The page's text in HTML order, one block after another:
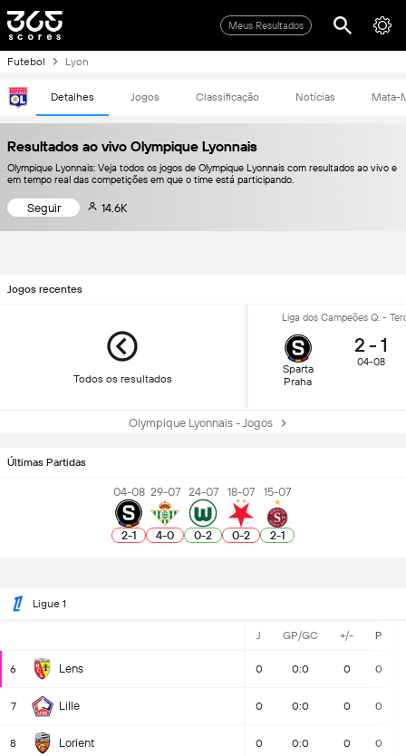
Meus Resultados
Futebol Lyon
Detalhes Jogos Classificação Notícias Mata-
Resultados ao vivo Olympique Lyonnais
Olympique Lyonnais: Veja todos os jogos de Olympique Lyonnais com resultados ao vivo e
em tempo real das competições em que o time está participando.
Seguir 14.6K
Jogos recentes
Todos os resultados
Liga dos Campeões Q. -
Sparta
Praha
2 - 1
04-08
Olympique Lyonnais - Jogos
Últimas Partidas
04-08
2-1
29-07
4-0
24-07
0-2
18-07
0-2
15-07
2-1
Ligue 1
J GP/GC +/- P
6 Lens 0 0:0 0 0
7 Lille 0 0:0 0 0
8 Lorient 0 0:0 0 0